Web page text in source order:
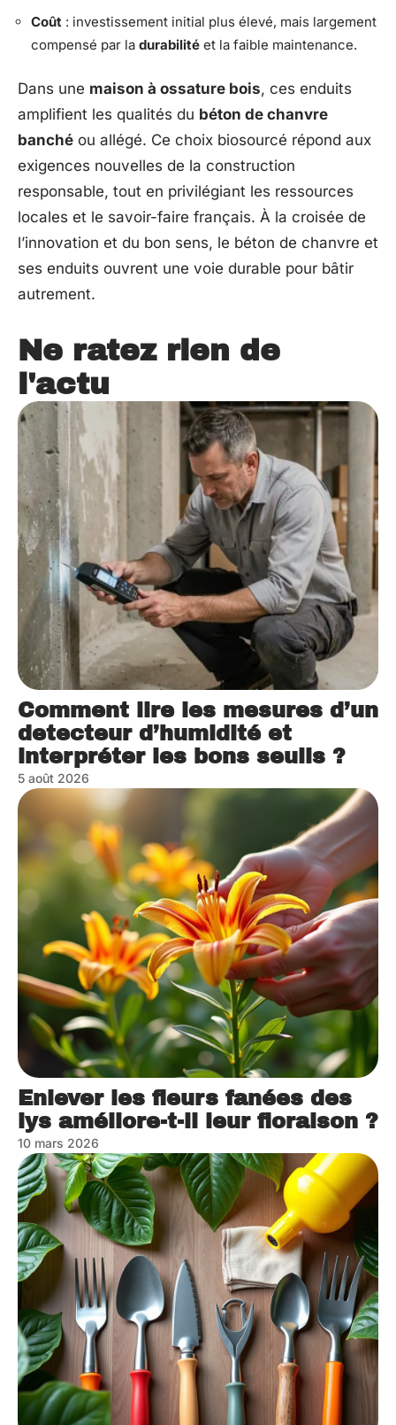
Coût : investissement initial plus élevé, mais largement
compensé par la durabilité et la faible maintenance.
Dans une maison à ossature bois, ces enduits
amplifient les qualités du béton de chanvre
banché ou allégé. Ce choix biosourcé répond aux
exigences nouvelles de la construction
responsable, tout en privilégiant les ressources
locales et le savoir-faire français. À la croisée de
l’innovation et du bon sens, le béton de chanvre et
ses enduits ouvrent une voie durable pour bâtir
autrement.
Ne ratez rien de
l'actu
Comment lire les mesures d’un
detecteur d’humidité et
interpréter les bons seuils ?
5 août 2026
Enlever les fleurs fanées des
lys améliore-t-il leur floraison ?
10 mars 2026